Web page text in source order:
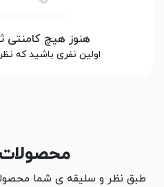
هنوز هیچ
اولین نفری باشید که
طبق نظر و سلیقه ی شما